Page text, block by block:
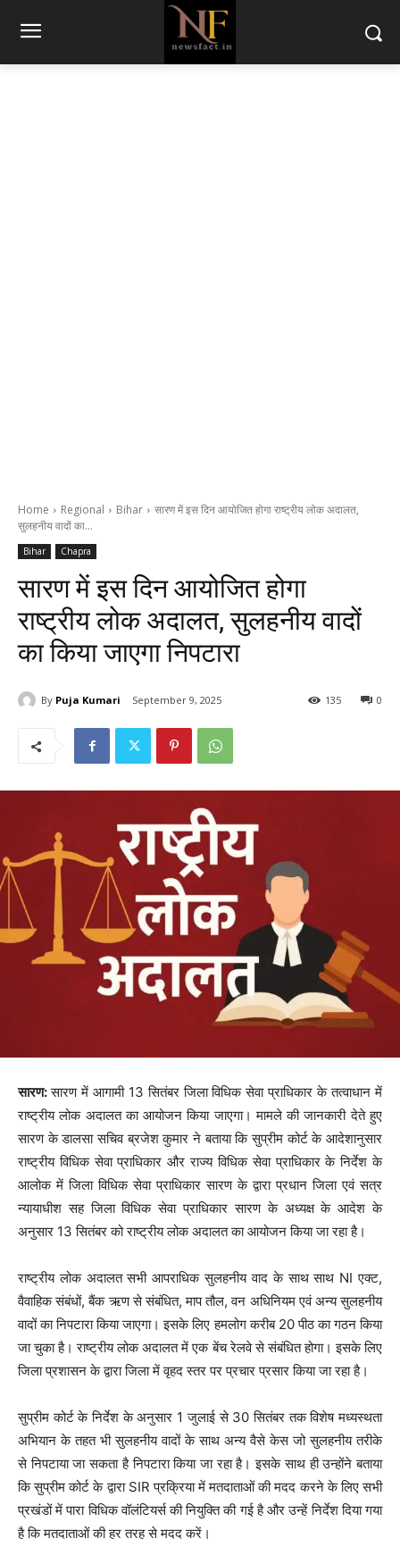
Home Regional Bihar
सारण में इस दिन आयोजित होगा राष्ट्रीय लोक अदालत,
सुलहनीय वादों का...
Bihar Chapra
सारण में इस दिन आयोजित होगा
राष्ट्रीय लोक अदालत, सुलहनीय वादों
का किया जाएगा निपटारा
By Puja Kumari September 9, 2025 0
135
सारण:सारण में आगामी 13 सितंबर जिला विधिक सेवा प्राधिकार के तत्वाधान में
राष्ट्रीय लोक अदालत का आयोजन किया जाएगा। मामले की जानकारी देते हुए
सारण के डालसा सचिव ब्रजेश कुमार ने बताया कि सुप्रीम कोर्ट के आदेशानुसार
राष्ट्रीय विधिक सेवा प्राधिकार और राज्य विधिक सेवा प्राधिकार के निर्देश के
आलोक में जिला विधिक सेवा प्राधिकार सारण के द्वारा प्रधान जिला एवं सत्र
न्यायाधीश सह जिला विधिक सेवा प्राधिकार सारण के अध्यक्ष के आदेश के
अनुसार 13 सितंबर को राष्ट्रीय लोक अदालत का आयोजन किया जा रहा है।
राष्ट्रीय लोक अदालत सभी आपराधिक सुलहनीय वाद के साथ साथ NI एक्ट,
वैवाहिक संबंधों, बैंक ऋण से संबंधित, माप तौल, वन अधिनियम एवं अन्य सुलहनीय
वादों का निपटारा किया जाएगा। इसके लिए हमलोग करीब 20 पीठ का गठन किया
जा चुका है। राष्ट्रीय लोक अदालत में एक बेंच रेलवे से संबंधित होगा। इसके लिए
जिला प्रशासन के द्वारा जिला में वृहद स्तर पर प्रचार प्रसार किया जा रहा है।
सुप्रीम कोर्ट के निर्देश के अनुसार 1 जुलाई से 30 सितंबर तक विशेष मध्यस्थता
अभियान के तहत भी सुलहनीय वादों के साथ अन्य वैसे केस जो सुलहनीय तरीके
से निपटाया जा सकता है निपटारा किया जा रहा है। इसके साथ ही उन्होंने बताया
कि सुप्रीम कोर्ट के द्वारा SIR प्रक्रिया में मतदाताओं की मदद करने के लिए सभी
प्रखंडों में पारा विधिक वॉलंटियर्स की नियुक्ति की गई है और उन्हें निर्देश दिया गया
है कि मतदाताओं की हर तरह से मदद करें।